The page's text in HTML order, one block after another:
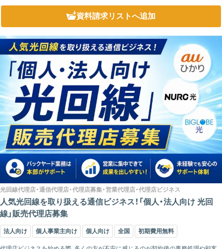
わけではありません。設備障害やメンテナンス、災害などによって突然通信が利用で
資料請求リストへ追加
光回線代理店・通信代理店・代理店募集・営業代理店・代理店ビジネス
人気光回線を取り扱える通信ビジネス！「個人・法人向け 光回
線」販売代理店募集
法人向け 個人事業主向け 個人向け 全国 初期費用無料